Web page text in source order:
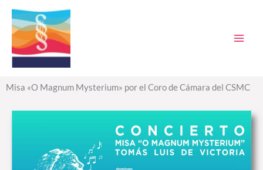
contenido
Misa «O Magnum Mysterium» por el Coro de Cámara del CSMC